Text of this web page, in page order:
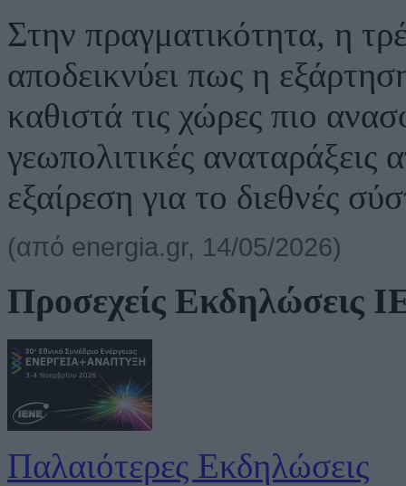
Στην πραγματικότητα, η
αποδεικνύει πως η
καθιστά τις χώρες πιο
γεωπολιτικές αναταράξεις
εξαίρεση για το διεθνές
(από energia.gr, 14/05/2026)
Προσεχείς Εκδηλώσεις
Παλαιότερες Εκδηλώσεις